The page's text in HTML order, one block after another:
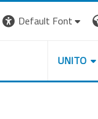
Default Font
UNITO